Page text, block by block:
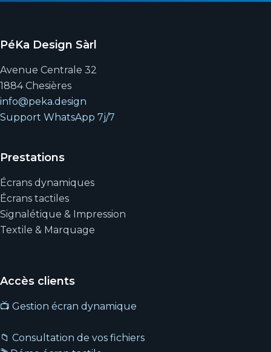
PéKa Design Sàrl
Avenue Centrale 32
1884 Chesières
info@peka.design
Support WhatsApp 7j/7
Prestations
Écrans dynamiques
Écrans tactiles
Signalétique & Impression
Textile & Marquage
Accès clients
📺 Gestion écran dynamique
📁 Consultation de vos fichiers